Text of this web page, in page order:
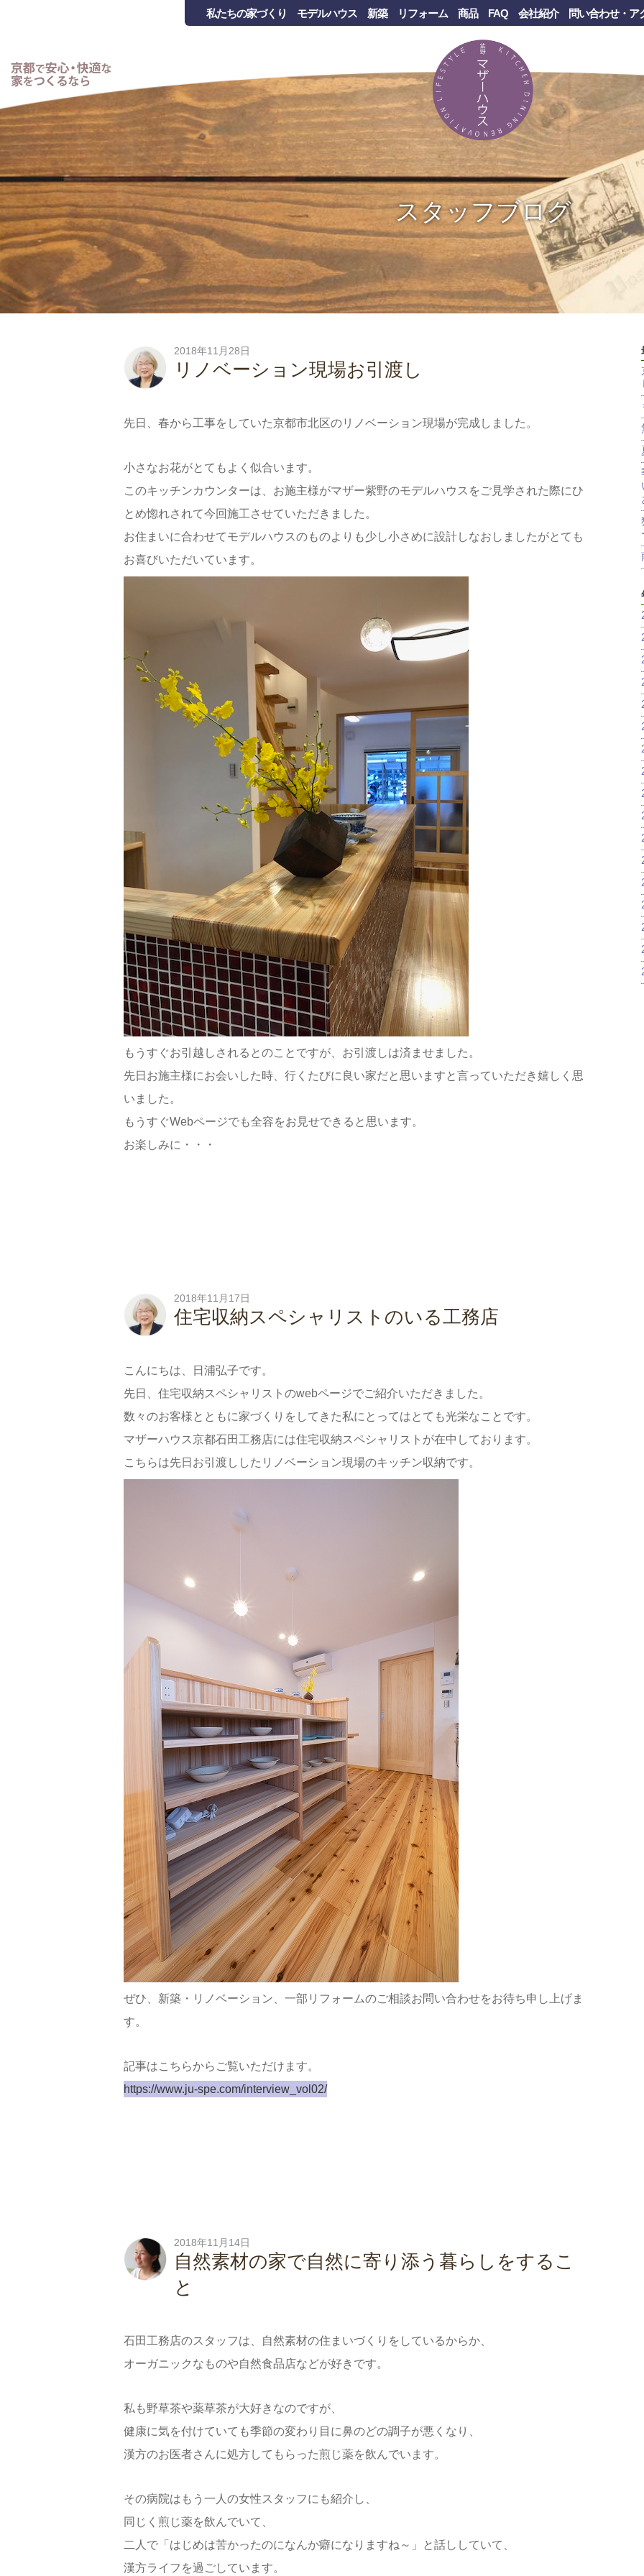
私たちの家づくり モデルハウス 新築 リフォーム 商品 FAQ 会社紹介 問い合わせ・ア
スタッフブログ
2018年11月28日
リノベーション現場お引渡し
先日、春から工事をしていた京都市北区のリノベーション現場が完成しました。
小さなお花がとてもよく似合います。
このキッチンカウンターは、お施主様がマザー紫野のモデルハウスをご見学された際にひ
とめ惚れされて今回施工させていただきました。
お住まいに合わせてモデルハウスのものよりも少し小さめに設計しなおしましたがとても
お喜びいただいています。
もうすぐお引越しされるとのことですが、お引渡しは済ませました。
先日お施主様にお会いした時、行くたびに良い家だと思いますと言っていただき嬉しく思
いました。
もうすぐWebページでも全容をお見せできると思います。
お楽しみに・・・
2018年11月17日
住宅収納スペシャリストのいる工務店
こんにちは、日浦弘子です。
先日、住宅収納スペシャリストのwebページでご紹介いただきました。
数々のお客様とともに家づくりをしてきた私にとってはとても光栄なことです。
マザーハウス京都石田工務店には住宅収納スペシャリストが在中しております。
こちらは先日お引渡ししたリノベーション現場のキッチン収納です。
ぜひ、新築・リノベーション、一部リフォームのご相談お問い合わせをお待ち申し上げま
す。
記事はこちらからご覧いただけます。
https://www.ju-spe.com/interview_vol02/
2018年11月14日
自然素材の家で自然に寄り添う暮らしをするこ
と
石田工務店のスタッフは、自然素材の住まいづくりをしているからか、
オーガニックなものや自然食品店などが好きです。
私も野草茶や薬草茶が大好きなのですが、
健康に気を付けていても季節の変わり目に鼻のどの調子が悪くなり、
漢方のお医者さんに処方してもらった煎じ薬を飲んでいます。
その病院はもう一人の女性スタッフにも紹介し、
同じく煎じ薬を飲んでいて、
二人で「はじめは苦かったのになんか癖になりますね～」と話ししていて、
漢方ライフを過ごしています。